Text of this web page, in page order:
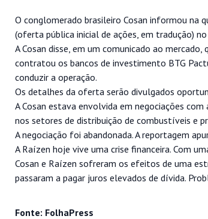
O conglomerado brasileiro Cosan informou na
(oferta pública inicial de ações, em tradução)
A Cosan disse, em um comunicado ao
contratou os bancos de investimento BTG
conduzir a operação.
Os detalhes da oferta serão divulgados
A Cosan estava envolvida em negociações
nos setores de distribuição de combustíveis e
A negociação foi abandonada. A reportagem
A Raízen hoje vive uma crise financeira. Com
Cosan e Raízen sofreram os efeitos de uma
passaram a pagar juros elevados de dívida.
Fonte: FolhaPress